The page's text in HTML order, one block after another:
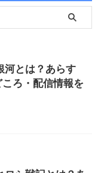
河とは？あらす
ろ・配信情報を